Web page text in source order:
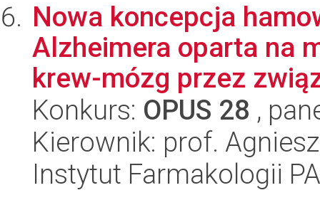
Nowa koncepcja
Alzheimera oparta na
krew-mózg przez
Konkurs: OPUS 28 ,
Kierownik: prof.
Instytut Farmakologii